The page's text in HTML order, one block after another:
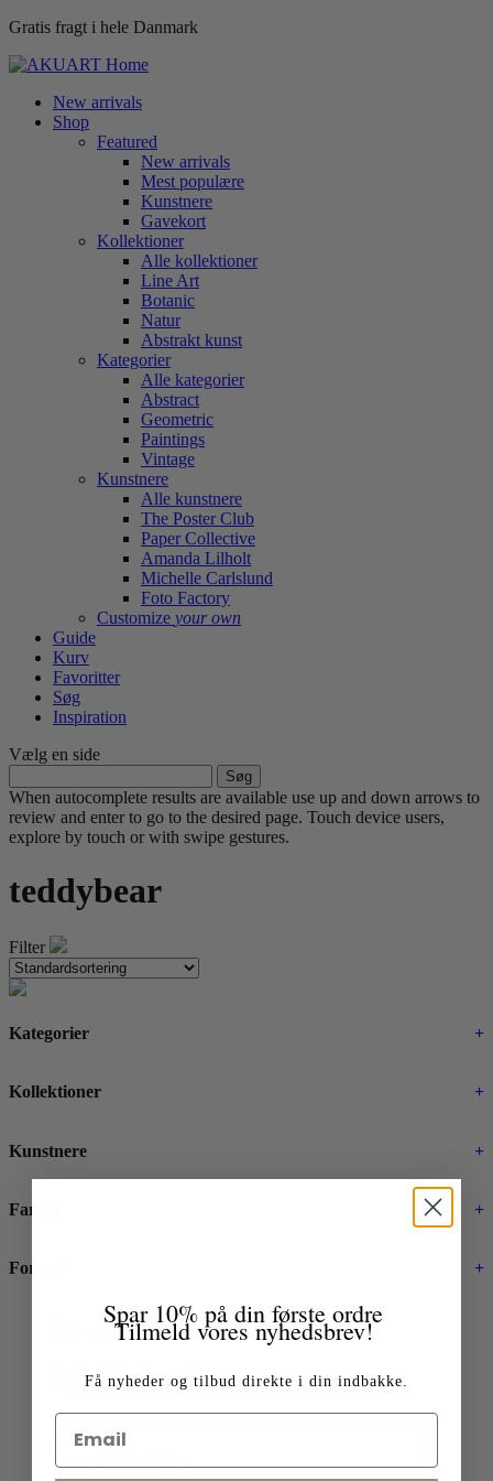
Gratis fragt i hele Danmark
New arrivals
Shop
Featured
New arrivals
Mest populære
Kunstnere
Gavekort
Kollektioner
Alle kollektioner
Line Art
Botanic
Natur
Abstrakt kunst
Kategorier
Alle kategorier
Abstract
Geometric
Paintings
Vintage
Kunstnere
Alle kunstnere
The Poster Club
Paper Collective
Amanda Lilholt
Michelle Carlslund
Foto Factory
Customize your own
Guide
Kurv
Favoritter
Søg
Inspiration
Vælg en side
efter:
When autocomplete results are available use up and down arrows to
review and enter to go to the desired page. Touch device users,
explore by touch or with swipe gestures.
teddybear
Filter
Kategorier +
Kollektioner +
Kunstnere +
Farver +
Format +
Frk. Holm 09
homeaf-frkhol-09-rr-po
Spar 10% på din første ordre
Tilmeld vores nyhedsbrev!
Få nyheder og tilbud direkte i din indbakke.